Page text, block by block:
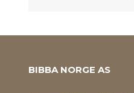
BIBBA NORGE AS